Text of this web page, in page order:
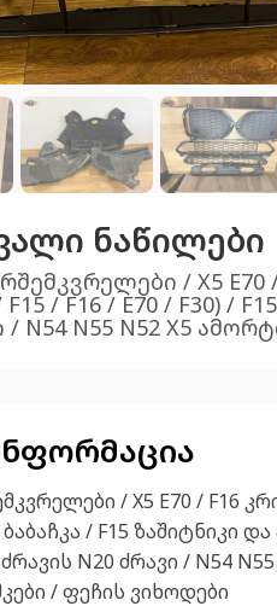
ნაწილები
/ X5
/ F16 / E70 / F30) /
/ N54 N55 N52 X5
/ X5 E70 /
ბაბაჩკა / F15 ზაშიტნიკი
N20 ძრავი / N54
/ ფეჩის ვიხოდები